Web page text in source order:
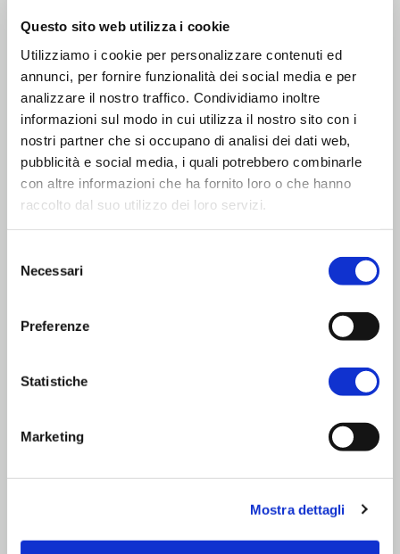
Questo sito web utilizza i cookie
Utilizziamo i cookie per personalizzare contenuti ed
annunci, per fornire funzionalità dei social media e per
analizzare il nostro traffico. Condividiamo inoltre
informazioni sul modo in cui utilizza il nostro sito con i
nostri partner che si occupano di analisi dei dati web,
pubblicità e social media, i quali potrebbero combinarle
con altre informazioni che ha fornito loro o che hanno
raccolto dal suo utilizzo dei loro servizi.
delNecessari
Preferenze
Statistiche
Marketing
Mostra dettagli
UTILIZZI IDEALI
La versatilità del formato A4 rende questo
prodotto la scelta ottimale per la realizzazione di:
Manuali d’uso e manutenzione:
indispensabili per macchinari industriali e
attrezzature professionali.
l'utente finale nel montaggio o nell'utilizzo di
Documentazione tecnica e schede
aziendali, protocolli di sicurezza e guide
Scegliere la qualità di un libretto stampa ben
rifinito non solo aiuta l'utente, ma eleva il valore
comunicazione tecnica chiara, sicura ed efficace.